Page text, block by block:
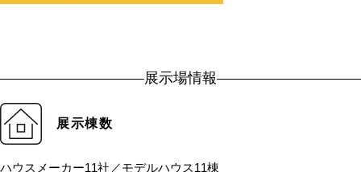
展示場情報
展示棟数
ハウスメーカー11社／モデルハウス11棟